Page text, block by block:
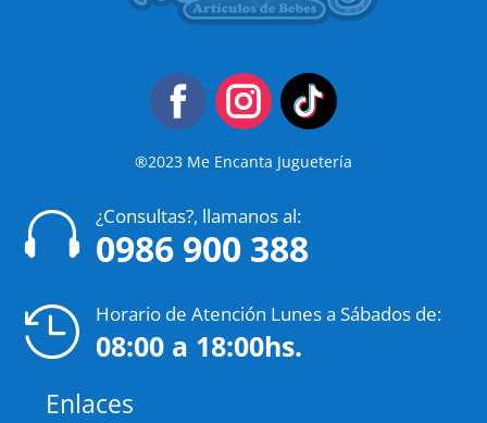
®2023 Me Encanta Juguetería
 ¿Consultas?, llamanos al:
0986 900 388
 Horario de Atención Lunes a Sábados de:
08:00 a 18:00hs.
Enlaces